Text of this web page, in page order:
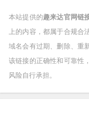
本站提供的趣来达官网链
上的内容，都属于合规合
域名会有过期、删除、重
该链接的正确性和可靠性
风险自行承担。